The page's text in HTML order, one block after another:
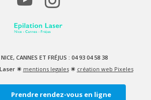
CANNES ET FRÉJUS : 04 93 04 58 38
☀ mentions legales☀ création web Pixeles
Prendre rendez-vous en ligne